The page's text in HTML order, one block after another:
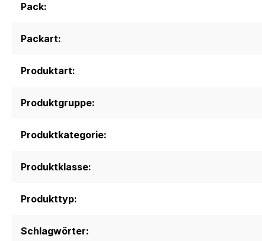
Pack:
Packart:
Produktart:
Produktgruppe:
Produktkategorie:
Produktklasse:
Produkttyp:
Schlagwörter: